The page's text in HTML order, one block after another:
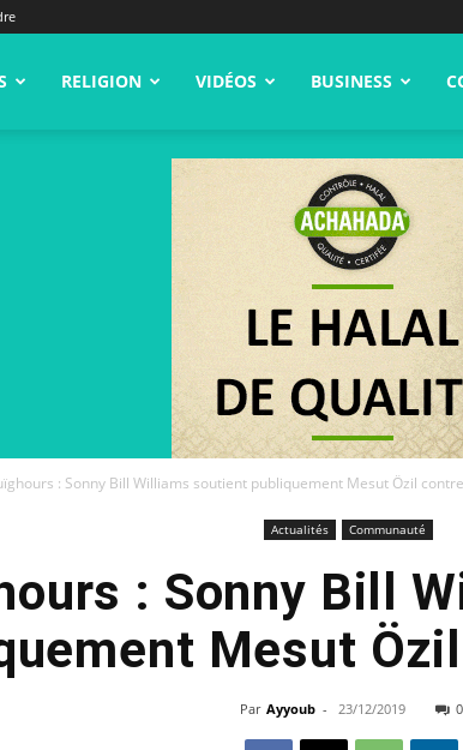
RELIGION VIDÉOS BUSINESS
: Sonny Bill Williams soutient publiquement Mesut Özil
Actualités Communauté
: Sonny Bill
Mesut
Par Ayyoub - 23/12/2019 0